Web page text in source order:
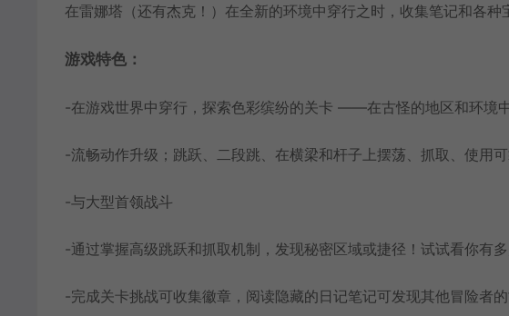
在雷娜塔（还有杰克！）在全新的环境中穿行之时，收集笔记和各种
游戏特色：
-在游戏世界中穿行，探索色彩缤纷的关卡 ——在古怪的地区和环境
-流畅动作升级；跳跃、二段跳、在横梁和杆子上摆荡、抓取、使用
-与大型首领战斗
-通过掌握高级跳跃和抓取机制，发现秘密区域或捷径！试试看你有多
-完成关卡挑战可收集徽章，阅读隐藏的日记笔记可发现其他冒险者